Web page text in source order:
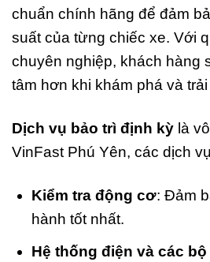
chuẩn chính hãng để đảm
suất của từng chiếc xe. Với
chuyên nghiệp, khách hàng
tâm hơn khi khám phá và
Dịch vụ bảo trì định kỳ là
VinFast Phú Yên, các dịch
Kiểm tra động cơ: Đảm
hành tốt nhất.
Hệ thống điện và các